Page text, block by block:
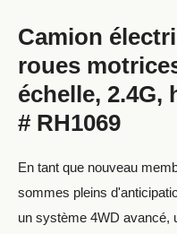
Camion
roues
échelle, 2.4G,
# RH1069
En tant que nouveau
sommes pleins
un système 4WD avancé,